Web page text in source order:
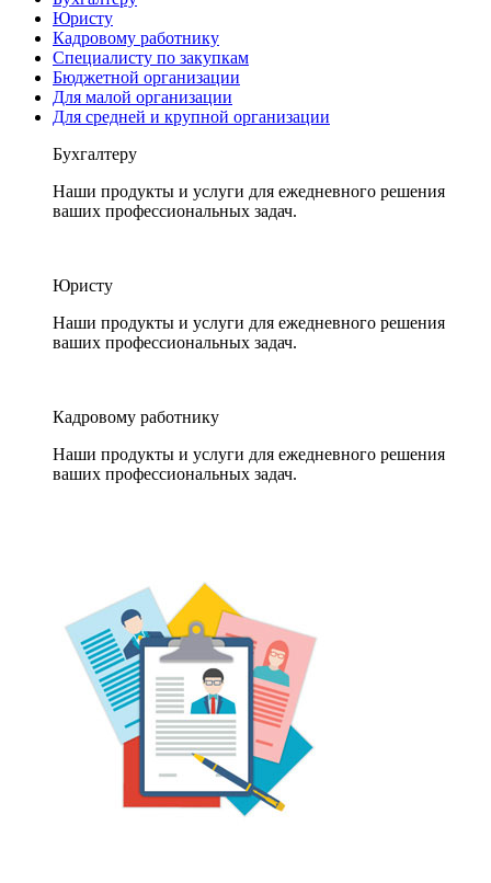
Юристу
Кадровому работнику
Специалисту по закупкам
Бюджетной организации
Для малой организации
Для средней и крупной организации
Бухгалтеру
Наши продукты и услуги для ежедневного решения
ваших профессиональных задач.
Юристу
Наши продукты и услуги для ежедневного решения
ваших профессиональных задач.
Кадровому работнику
Наши продукты и услуги для ежедневного решения
ваших профессиональных задач.